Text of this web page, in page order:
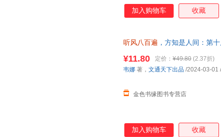
话。 人生是一场漫长又短暂的
每个进入我们生命的的人，都
加入购物车 收藏
听风八百遍 ，方知是人间：第
¥11.80 定价： ¥49.80 (2.37折)
金色书缘图书专营店
韦娜 著， 文通天下出品 /2024-03-01 /
加入购物车 收藏